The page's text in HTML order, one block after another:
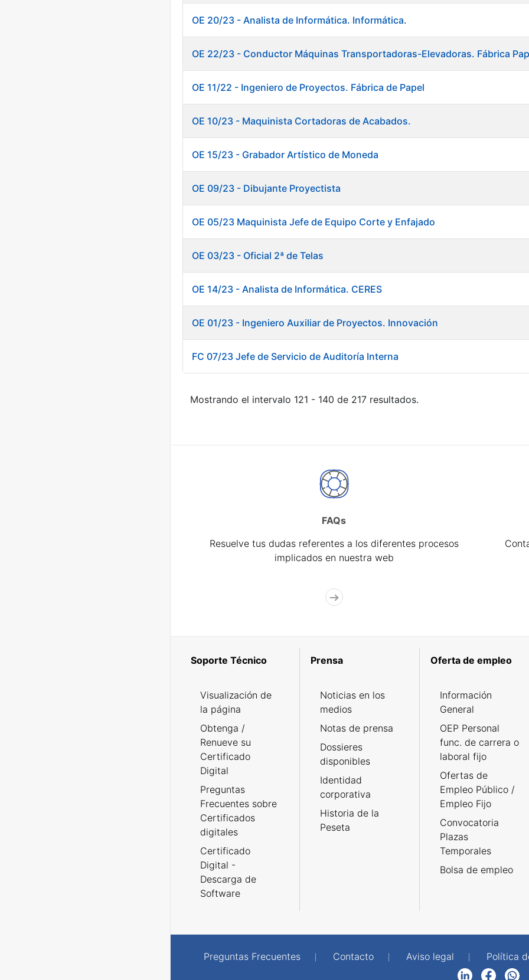
OE 20/23 - Analista de Informática. Informática.
OE 22/23 - Conductor Máquinas Transportadoras-Elevadoras. Fábrica
OE 11/22 - Ingeniero de Proyectos. Fábrica de Papel
OE 10/23 - Maquinista Cortadoras de Acabados.
OE 15/23 - Grabador Artístico de Moneda
OE 09/23 - Dibujante Proyectista
OE 05/23 Maquinista Jefe de Equipo Corte y Enfajado
OE 03/23 - Oficial 2ª de Telas
OE 14/23 - Analista de Informática. CERES
OE 01/23 - Ingeniero Auxiliar de Proyectos. Innovación
FC 07/23 Jefe de Servicio de Auditoría Interna
Mostrando el intervalo 121 - 140 de 217 resultados.
FAQs
Resuelve tus dudas referentes a los diferentes procesos
implicados en nuestra web
Soporte Técnico
Visualización de
la página
Obtenga /
Renueve su
Certificado
Digital
Preguntas
Frecuentes sobre
Certificados
digitales
Certificado
Digital -
Descarga de
Software
Prensa
Noticias en los
medios
Notas de prensa
Dossieres
disponibles
Identidad
corporativa
Historia de la
Peseta
Oferta de empleo
Información
General
OEP Personal
func. de carrera o
laboral fijo
Ofertas de
Empleo Público /
Empleo Fijo
Convocatoria
Plazas
Temporales
Bolsa de empleo
Preguntas Frecuentes Contacto Aviso legal
Política
FacebookWhatsApp